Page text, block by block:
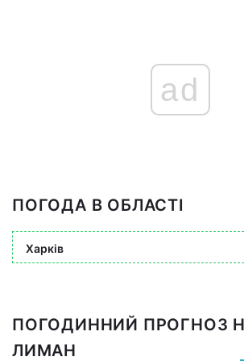
ad
ПОГОДА В ОБЛАСТІ
Харків
ПОГОДИННИЙ ПРОГНОЗ
ЛИМАН